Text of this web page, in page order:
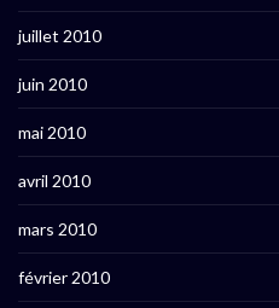
juillet 2010
juin 2010
mai 2010
avril 2010
mars 2010
février 2010